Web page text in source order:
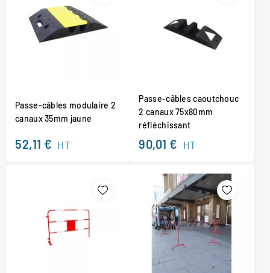
Passe-câbles modulaire 2
canaux 35mm jaune
52,11 € HT
Passe-câbles caoutchouc
2 canaux 75x80mm
réfléchissant
90,01 € HT